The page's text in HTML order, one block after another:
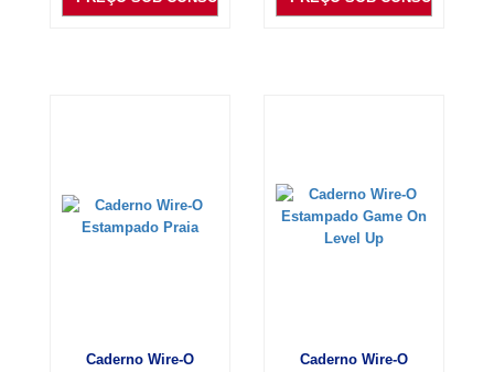
Caderno Wire-O
Caderno Wire-O